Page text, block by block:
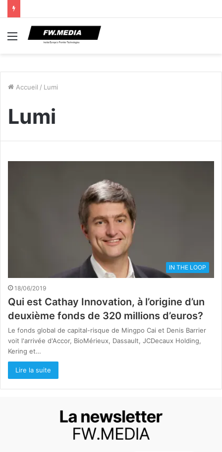
Menu
Accueil / Lumi
Lumi
IN THE LOOP
18/06/2019
Qui est Cathay Innovation, à l’origine d’un
deuxième fonds de 320 millions d’euros?
Le fonds global de capital-risque de Mingpo Cai et Denis Barrier
voit l'arrivée d'Accor, BioMérieux, Dassault, JCDecaux Holding,
Kering et…
Lire la suite